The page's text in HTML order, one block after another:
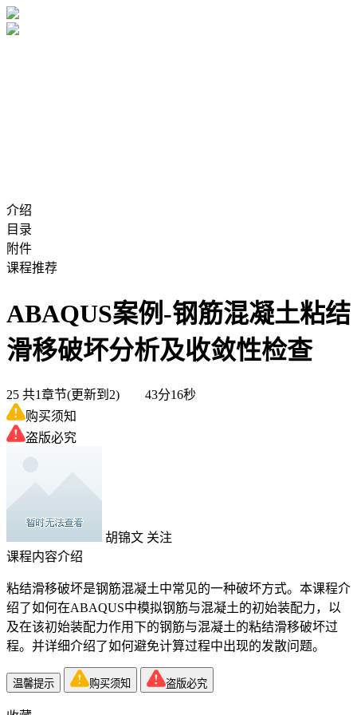
介绍
目录
附件
课程推荐
ABAQUS案例-钢筋混凝土粘结
滑移破坏分析及收敛性检查
25 共1章节(更新到2) 43分16秒
购买须知
盗版必究
胡锦文 关注
课程内容介绍
粘结滑移破坏是钢筋混凝土中常见的一种破坏方式。本课程介
绍了如何在ABAQUS中模拟钢筋与混凝土的初始装配力，以
及在该初始装配力作用下的钢筋与混凝土的粘结滑移破坏过
程。并详细介绍了如何避免计算过程中出现的发散问题。
温馨提示 购买须知 盗版必究